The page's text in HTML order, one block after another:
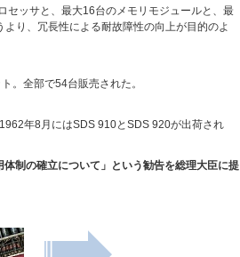
セッサと、最大16台のメモリモジュールと、最
り、冗長性による耐故障性の向上が目的のよ
。全部で54台販売された。
年8月にはSDS 910とSDS 920が出荷され
制の確立について」という勧告を総理大臣に提